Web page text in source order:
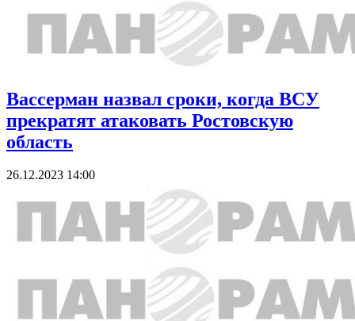
Вассерман назвал сроки, когда ВСУ
прекратят атаковать Ростовскую
область
26.12.2023 14:00